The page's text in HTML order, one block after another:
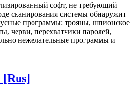
софт, не требующий
сканирования системы обнаружит
программы: трояны, шпионское
черви, перехватчики паролей,
нежелательные программы и
[Rus]